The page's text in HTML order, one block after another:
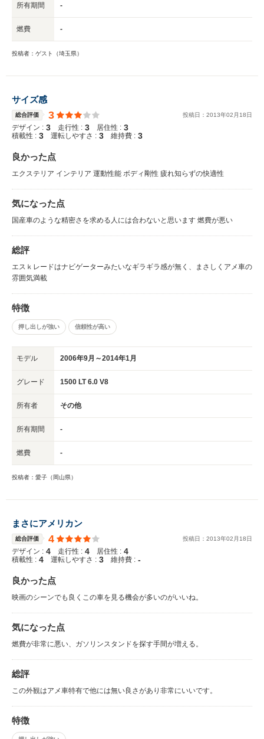
所有期間 -
燃費 -
投稿者：ゲスト（埼玉県）
サイズ感
総合評価 3 投稿日： 2013年02 月 18日
デザイン : 3 走行性 : 3 居住性 : 3
積載性 : 3 運転しやすさ : 3 維持費 : 3
良かった点
エクステリア インテリア 運動性能 ボディ剛性 疲れ知らずの快適性
気になった点
国産車のような精密さを求める人には合わないと思います 燃費が悪い
総評
エスｋレードはナビゲーターみたいなギラギラ感が無く、まさしくアメ車の
雰囲気満載
特徴
押し出しが強い 信頼性が高い
モデル 2006年9月～2014年1月
グレード 1500 LT 6.0 V8
所有者 その他
所有期間 -
燃費 -
投稿者：愛子（岡山県）
まさにアメリカン
総合評価 4 投稿日： 2013年02 月 18日
デザイン : 4 走行性 : 4 居住性 : 4
積載性 : 4 運転しやすさ : 3 維持費 : -
良かった点
映画のシーンでも良くこの車を見る機会が多いのがいいね。
気になった点
燃費が非常に悪い、ガソリンスタンドを探す手間が増える。
総評
この外観はアメ車特有で他には無い良さがあり非常にいいです。
特徴